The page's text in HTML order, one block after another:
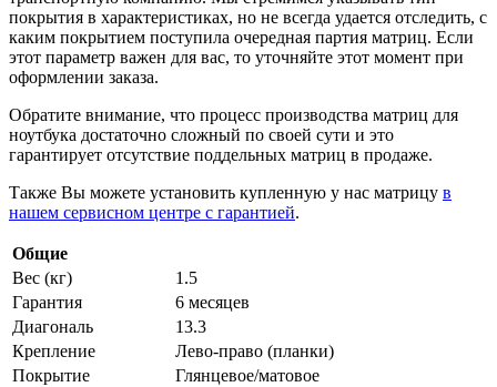
покрытия в характеристиках, но не всегда удается отследить, с
каким покрытием поступила очередная партия матриц. Если
этот параметр важен для вас, то уточняйте этот момент при
оформлении заказа.
Обратите внимание, что процесс производства матриц для
ноутбука достаточно сложный по своей сути и это
гарантирует отсутствие поддельных матриц в продаже.
Также Вы можете установить купленную у нас матрицу в
нашем сервисном центре с гарантией.
Общие
Вес (кг)
1.5
Гарантия
6 месяцев
Диагональ
13.3
Крепление
Лево-право (планки)
Покрытие
Глянцевое/матовое